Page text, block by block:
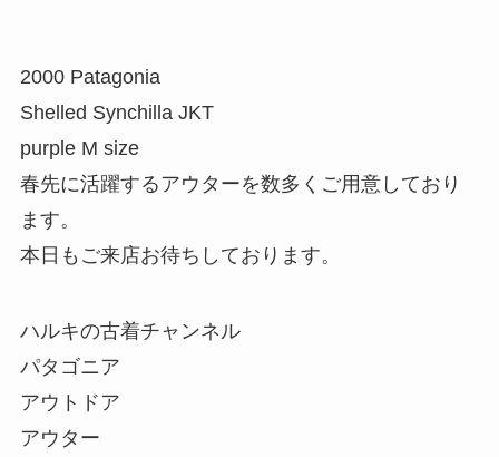
2000 Patagonia
Shelled Synchilla JKT
purple M size
春先に活躍するアウターを数多くご用意しており
ます。
本日もご来店お待ちしております。
ハルキの古着チャンネル
パタゴニア
アウトドア
アウター